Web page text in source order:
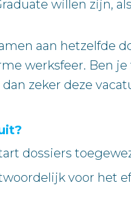
willen zijn,
aan hetzelfde
werksfeer. Ben
zeker deze
dossiers
voor het